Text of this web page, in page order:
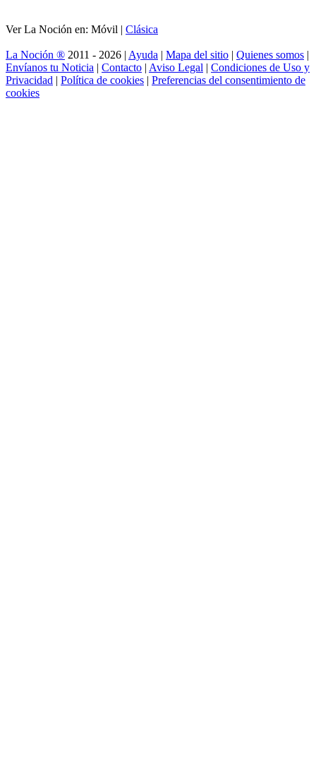
Ver La Noción en: Móvil | Clásica
La Noción ® 2011 - 2026 | Ayuda | Mapa del sitio | Quienes somos |
Envíanos tu Noticia | Contacto | Aviso Legal | Condiciones de Uso y
Privacidad | Política de cookies | Preferencias del consentimiento de
cookies